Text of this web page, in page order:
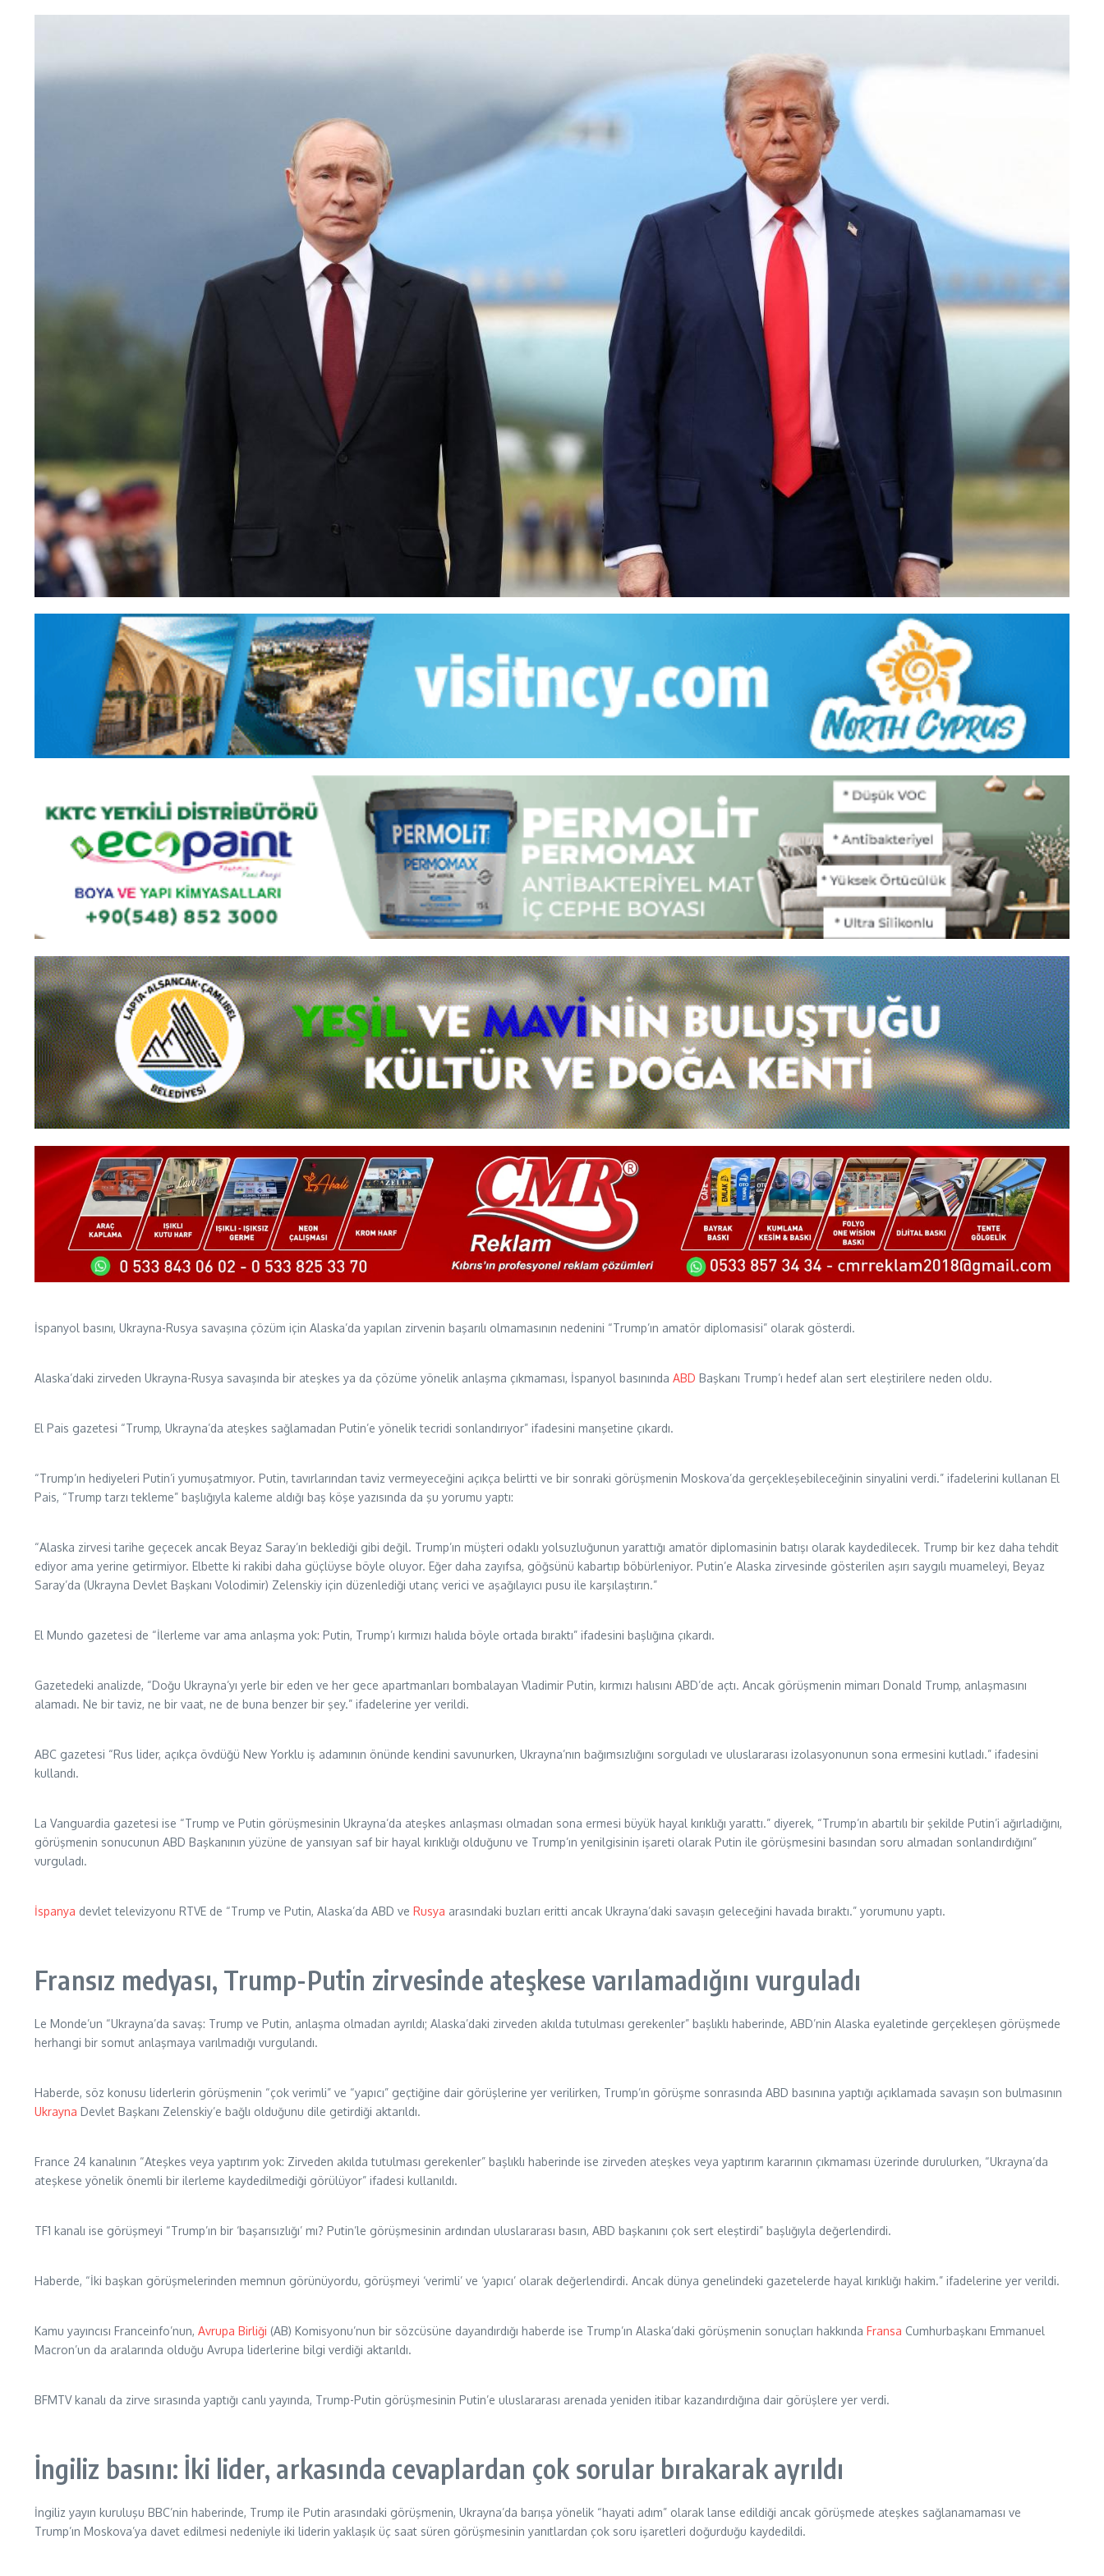
İspanyol basını, Ukrayna-Rusya savaşına çözüm için Alaska’da yapılan zirvenin başarılı olmamasının nedenini “Trump’ın amatör diplomasisi” olarak gösterdi.
Alaska’daki zirveden Ukrayna-Rusya savaşında bir ateşkes ya da çözüme yönelik anlaşma çıkmaması, İspanyol basınında ABD Başkanı Trump’ı hedef alan sert eleştirilere neden oldu.
El Pais gazetesi “Trump, Ukrayna’da ateşkes sağlamadan Putin’e yönelik tecridi sonlandırıyor” ifadesini manşetine çıkardı.
“Trump’ın hediyeleri Putin’i yumuşatmıyor. Putin, tavırlarından taviz vermeyeceğini açıkça belirtti ve bir sonraki görüşmenin Moskova’da gerçekleşebileceğinin sinyalini verdi.” ifadelerini kullanan El
Pais, “Trump tarzı tekleme” başlığıyla kaleme aldığı baş köşe yazısında da şu yorumu yaptı:
“Alaska zirvesi tarihe geçecek ancak Beyaz Saray’ın beklediği gibi değil. Trump’ın müşteri odaklı yolsuzluğunun yarattığı amatör diplomasinin batışı olarak kaydedilecek. Trump bir kez daha tehdit
ediyor ama yerine getirmiyor. Elbette ki rakibi daha güçlüyse böyle oluyor. Eğer daha zayıfsa, göğsünü kabartıp böbürleniyor. Putin’e Alaska zirvesinde gösterilen aşırı saygılı muameleyi, Beyaz
Saray’da (Ukrayna Devlet Başkanı Volodimir) Zelenskiy için düzenlediği utanç verici ve aşağılayıcı pusu ile karşılaştırın.”
El Mundo gazetesi de “İlerleme var ama anlaşma yok: Putin, Trump’ı kırmızı halıda böyle ortada bıraktı” ifadesini başlığına çıkardı.
Gazetedeki analizde, “Doğu Ukrayna’yı yerle bir eden ve her gece apartmanları bombalayan Vladimir Putin, kırmızı halısını ABD’de açtı. Ancak görüşmenin mimarı Donald Trump, anlaşmasını
alamadı. Ne bir taviz, ne bir vaat, ne de buna benzer bir şey.” ifadelerine yer verildi.
ABC gazetesi “Rus lider, açıkça övdüğü New Yorklu iş adamının önünde kendini savunurken, Ukrayna’nın bağımsızlığını sorguladı ve uluslararası izolasyonunun sona ermesini kutladı.” ifadesini
kullandı.
La Vanguardia gazetesi ise “Trump ve Putin görüşmesinin Ukrayna’da ateşkes anlaşması olmadan sona ermesi büyük hayal kırıklığı yarattı.” diyerek, “Trump’ın abartılı bir şekilde Putin’i ağırladığını,
görüşmenin sonucunun ABD Başkanının yüzüne de yansıyan saf bir hayal kırıklığı olduğunu ve Trump’ın yenilgisinin işareti olarak Putin ile görüşmesini basından soru almadan sonlandırdığını”
vurguladı.
İspanya devlet televizyonu RTVE de “Trump ve Putin, Alaska’da ABD ve Rusya arasındaki buzları eritti ancak Ukrayna’daki savaşın geleceğini havada bıraktı.” yorumunu yaptı.
Fransız medyası, Trump-Putin zirvesinde ateşkese varılamadığını vurguladı
Le Monde’un “Ukrayna’da savaş: Trump ve Putin, anlaşma olmadan ayrıldı; Alaska’daki zirveden akılda tutulması gerekenler” başlıklı haberinde, ABD’nin Alaska eyaletinde gerçekleşen görüşmede
herhangi bir somut anlaşmaya varılmadığı vurgulandı.
Haberde, söz konusu liderlerin görüşmenin “çok verimli” ve “yapıcı” geçtiğine dair görüşlerine yer verilirken, Trump’ın görüşme sonrasında ABD basınına yaptığı açıklamada savaşın son bulmasının
Ukrayna Devlet Başkanı Zelenskiy’e bağlı olduğunu dile getirdiği aktarıldı.
France 24 kanalının “Ateşkes veya yaptırım yok: Zirveden akılda tutulması gerekenler” başlıklı haberinde ise zirveden ateşkes veya yaptırım kararının çıkmaması üzerinde durulurken, “Ukrayna’da
ateşkese yönelik önemli bir ilerleme kaydedilmediği görülüyor” ifadesi kullanıldı.
TF1 kanalı ise görüşmeyi “Trump’ın bir ‘başarısızlığı’ mı? Putin’le görüşmesinin ardından uluslararası basın, ABD başkanını çok sert eleştirdi” başlığıyla değerlendirdi.
Haberde, “İki başkan görüşmelerinden memnun görünüyordu, görüşmeyi ‘verimli’ ve ‘yapıcı’ olarak değerlendirdi. Ancak dünya genelindeki gazetelerde hayal kırıklığı hakim.” ifadelerine yer verildi.
Kamu yayıncısı Franceinfo’nun, Avrupa Birliği (AB) Komisyonu’nun bir sözcüsüne dayandırdığı haberde ise Trump’ın Alaska’daki görüşmenin sonuçları hakkında Fransa Cumhurbaşkanı Emmanuel
Macron’un da aralarında olduğu Avrupa liderlerine bilgi verdiği aktarıldı.
BFMTV kanalı da zirve sırasında yaptığı canlı yayında, Trump-Putin görüşmesinin Putin’e uluslararası arenada yeniden itibar kazandırdığına dair görüşlere yer verdi.
İngiliz basını: İki lider, arkasında cevaplardan çok sorular bırakarak ayrıldı
İngiliz yayın kuruluşu BBC’nin haberinde, Trump ile Putin arasındaki görüşmenin, Ukrayna’da barışa yönelik “hayati adım” olarak lanse edildiği ancak görüşmede ateşkes sağlanamaması ve
Trump’ın Moskova’ya davet edilmesi nedeniyle iki liderin yaklaşık üç saat süren görüşmesinin yanıtlardan çok soru işaretleri doğurduğu kaydedildi.